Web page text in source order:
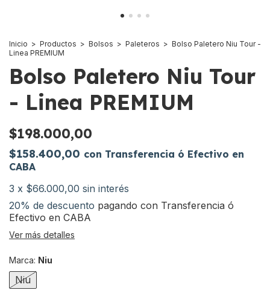
Inicio > Productos > Bolsos > Paleteros > Bolso Paletero Niu Tour -
Linea PREMIUM
Bolso Paletero Niu Tour
- Linea PREMIUM
$198.000,00
$158.400,00 con Transferencia ó Efectivo en
CABA
3 x $66.000,00 sin interés
20% de descuento pagando con Transferencia ó
Efectivo en CABA
Ver más detalles
Marca: Niu
Niu